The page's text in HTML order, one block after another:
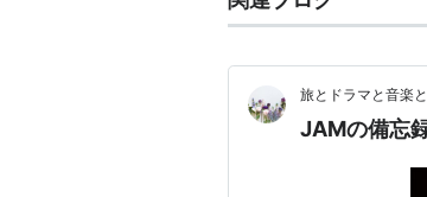
旅とドラマと音楽と
JAMの備忘